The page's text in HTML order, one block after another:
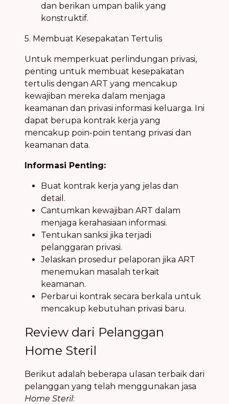
dan berikan umpan balik yang
konstruktif.
5. Membuat Kesepakatan Tertulis
Untuk memperkuat perlindungan privasi,
penting untuk membuat kesepakatan
tertulis dengan ART yang mencakup
kewajiban mereka dalam menjaga
keamanan dan privasi informasi keluarga. Ini
dapat berupa kontrak kerja yang
mencakup poin-poin tentang privasi dan
keamanan data.
Informasi Penting:
Buat kontrak kerja yang jelas dan
detail.
Cantumkan kewajiban ART dalam
menjaga kerahasiaan informasi.
Tentukan sanksi jika terjadi
pelanggaran privasi.
Jelaskan prosedur pelaporan jika ART
menemukan masalah terkait
keamanan.
Perbarui kontrak secara berkala untuk
mencakup kebutuhan privasi baru.
Review dari Pelanggan
Home Steril
Berikut adalah beberapa ulasan terbaik dari
pelanggan yang telah menggunakan jasa
Home Steril: